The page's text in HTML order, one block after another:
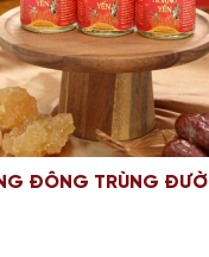
ĐÔNG TRÙNG